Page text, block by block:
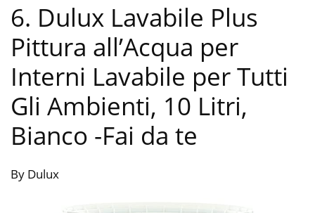
6. Dulux Lavabile Plus
Pittura all’Acqua per
Interni Lavabile per Tutti
Gli Ambienti, 10 Litri,
Bianco -Fai da te
By Dulux